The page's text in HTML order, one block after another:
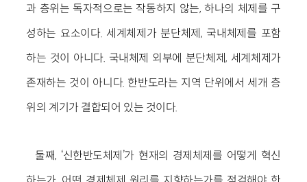
과 층위는 독자적으로는 작동하지 않는, 하나의 체제를 구
성하는 요소이다. 세계체제가 분단체제, 국내체제를 포함
하는 것이 아니다. 국내체제 외부에 분단체제, 세계체제가
존재하는 것이 아니다. 한반도라는 지역 단위에서 세개 층
위의 계기가 결합되어 있는 것이다.
둘째, ‘신한반도체제’가 현재의 경제체제를 어떻게 혁신